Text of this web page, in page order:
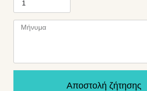
Αποστολή ζήτησης